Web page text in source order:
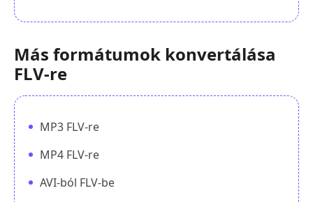
Más formátumok konvertálása
FLV-re
MP3 FLV-re
MP4 FLV-re
AVI-ból FLV-be